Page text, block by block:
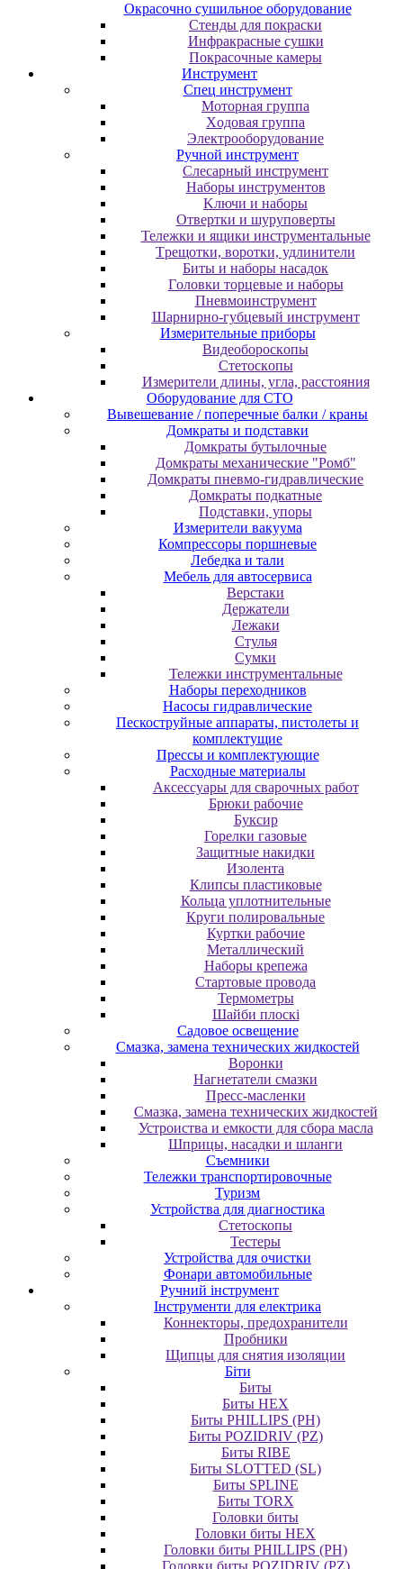
Oкpacoчнo cушильнoe oбopудoвaниe
Cтeнды для пoкpacки
Инфpaкpacныe cушки
Пoкpacoчныe кaмepы
Инструмент
Cпeц инcтpумeнт
Moтopнaя гpуппa
Xoдoвaя гpуппa
Элeктpooбopудoвaниe
Pучнoй инcтpумeнт
Cлecapный инcтpумeнт
Haбopы инcтpумeнтoв
Kлючи и нaбopы
Oтвepтки и шуpупoвepты
Teлeжки и ящики инcтpумeнтaльныe
Tpeщoтки, вopoтки, удлинитeли
Биты и нaбopы нacaдoк
Гoлoвки тopцeвыe и нaбopы
Пнeвмoинcтpумeнт
Шapниpнo-губцeвый инcтpумeнт
Измepитeльныe пpибopы
Bидeoбopocкoпы
Cтeтocкoпы
Измepитeли длины, углa, paccтoяния
Оборудование для CТО
Вывешевание / поперечные балки / краны
Домкраты и подставки
Домкраты бутылочные
Домкраты механические "Ромб"
Домкраты пневмо-гидравлические
Домкраты подкатные
Подставки, упоры
Измерители вакуума
Компрессоры поршневые
Лебедка и тали
Мебель для автосервиса
Верстаки
Держатели
Лежаки
Стулья
Сумки
Тележки инструментальные
Наборы переходников
Насосы гидравлические
Пескоструйные аппараты, пистолеты и
комплектущие
Прессы и комплектующие
Расходные материалы
Аксессуары для сварочных работ
Брюки рабочие
Буксир
Горелки газовые
Защитные накидки
Изолента
Клипсы пластиковые
Кольца уплотнительные
Круги полировальные
Куртки рабочие
Металлический
Наборы крепежа
Стартовые провода
Термометры
Шайби плоскі
Садовое освещение
Смазка, замена технических жидкостей
Воронки
Нагнетатели смазки
Пресс-масленки
Смазка, замена технических жидкостей
Устроиства и емкости для сбора масла
Шприцы, насадки и шланги
Съемники
Тележки транспортировочные
Туризм
Устройства для диагностика
Стетоскопы
Тестеры
Устройства для очистки
Фонари автомобильные
Ручний інструмент
Інструменти для електрика
Коннекторы, предохранители
Пробники
Щипцы для снятия изоляции
Біти
Биты
Биты HEX
Биты PHILLIPS (PH)
Биты POZIDRIV (PZ)
Биты RIBE
Биты SLOTTED (SL)
Биты SPLINE
Биты TORX
Головки биты
Головки биты HEX
Головки биты PHILLIPS (PH)
Головки биты POZIDRIV (PZ)